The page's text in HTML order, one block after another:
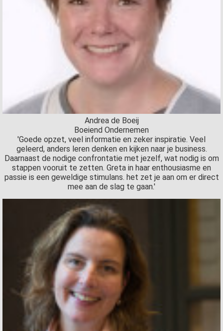
Andrea de Boeij
Boeiend Ondernemen
'Goede opzet, veel informatie en zeker inspiratie. Veel
geleerd, anders leren denken en kijken naar je business.
Daarnaast de nodige confrontatie met jezelf, wat nodig is om
stappen vooruit te zetten. Greta in haar enthousiasme en
passie is een geweldige stimulans. het zet je aan om er direct
mee aan de slag te gaan.'